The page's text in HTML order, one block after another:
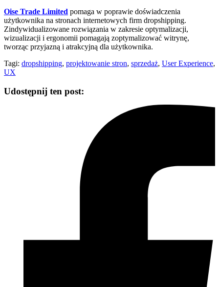
Oise Trade Limited pomaga w poprawie doświadczenia
użytkownika na stronach internetowych firm dropshipping.
Zindywidualizowane rozwiązania w zakresie optymalizacji,
wizualizacji i ergonomii pomagają zoptymalizować witrynę,
tworząc przyjazną i atrakcyjną dla użytkownika.
Tagi: dropshipping, projektowanie stron, sprzedaż, User Experience,
UX
Udostępnij ten post: